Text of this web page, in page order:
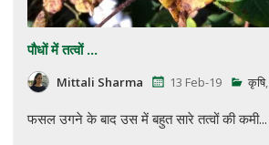
पौधों में तत्वों ...
Mittali Sharma 13 Feb-19 कृषि,
फसल उगने के बाद उस में बहुत सारे तत्वों की कमी...